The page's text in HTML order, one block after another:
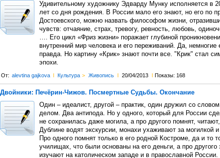
Удивительному художнику Эдварду Мунку исполняется в
лет со дня рождения. В России мало его знают, но его по
Достоевского, можно назвать философом жизни,
чувств: отчаяние, страх, тревогу, ревность, любовь,
…. Его цикл «Фриз жизни» поражает глубиной
внутренний мир человека и его переживаний. Да, немногие
правда. Но картину «Крик» знают почти все. "Крик" стал
эпохи.
От: alevtina gajkova l Культура > Живопись l 20/04/2013 l Показы: 168
Двойники: Печёрин-Чижов. Посмертные Судьбы. Окончание
Один – идеалист, другой – практик, один дружил со
делом. Два антипода. Но у одного, который для России
не сохранилась даже могила, а про другого помнят,
Дублине водят экскурсии, монахи ухаживают за могилкой
Про одного помнят только в его родной Костроме, да и то
училищах, что были основаны на его деньги, а про другого
изучают на католическом западе и в православной